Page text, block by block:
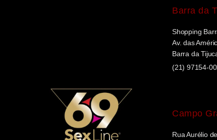
Barra da
Shopping
Av. das
Barra da
(21) 97154-
Campo
Rua Aurélio